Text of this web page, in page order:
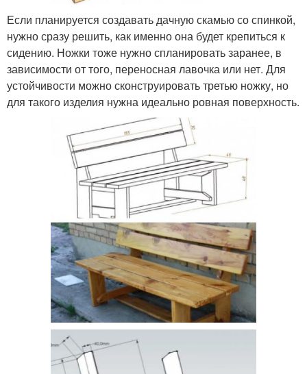
Если планируется создавать дачную скамью со спинкой,
нужно сразу решить, как именно она будет крепиться к
сидению. Ножки тоже нужно спланировать заранее, в
зависимости от того, переносная лавочка или нет. Для
устойчивости можно сконструировать третью ножку, но
для такого изделия нужна идеально ровная поверхность.